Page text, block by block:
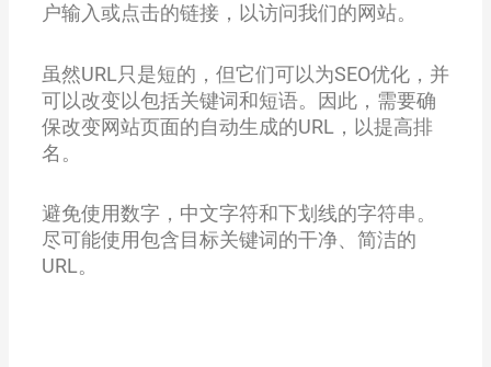
户输入或点击的链接，以访问我们的网站。
虽然URL只是短的，但它们可以为SEO优化，并
可以改变以包括关键词和短语。因此，需要确
保改变网站页面的自动生成的URL，以提高排
名。
避免使用数字，中文字符和下划线的字符串。
尽可能使用包含目标关键词的干净、简洁的
URL。